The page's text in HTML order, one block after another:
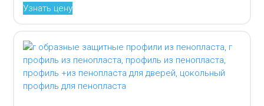
Узнать цену